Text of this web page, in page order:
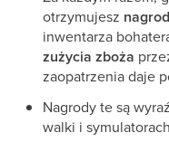
otrzymujesz
inwentarza
zużycia zboża
zaopatrzenia daje
Nagrody te są
walki i